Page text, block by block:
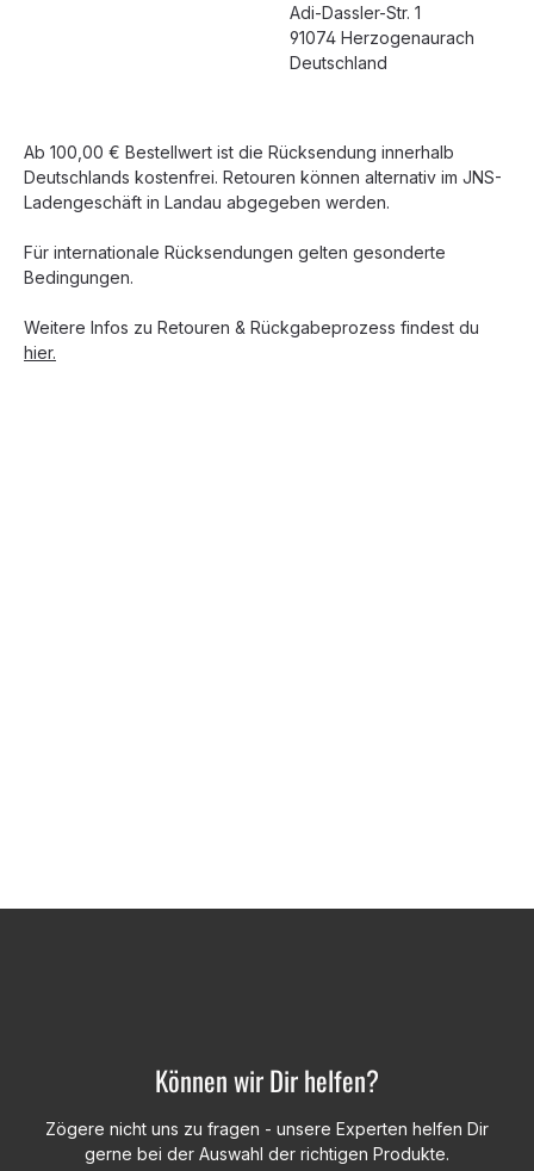
Adi-Dassler-Str. 1
91074 Herzogenaurach
Deutschland
Ab 100,00 € Bestellwert ist die Rücksendung innerhalb
Deutschlands kostenfrei. Retouren können alternativ im JNS-
Ladengeschäft in Landau abgegeben werden.
Für internationale Rücksendungen gelten gesonderte
Bedingungen.
Weitere Infos zu Retouren & Rückgabeprozess findest du
hier.
Können wir Dir helfen?
Zögere nicht uns zu fragen - unsere Experten helfen Dir
gerne bei der Auswahl der richtigen Produkte.